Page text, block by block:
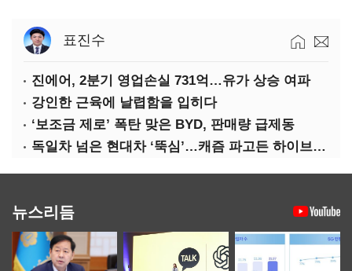
표진수
진에어, 2분기 영업손실 731억…유가 상승 여파
강인한 근육에 날렵함을 입히다
‘보조금 제로’ 폭탄 맞은 BYD, 판매량 급제동
독일차 넘은 현대차 ‘뚝심’…캐즘 파고든 하이브리드 역전극
뉴스리듬